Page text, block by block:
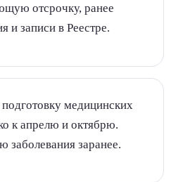
отсрочку, ранее
и записи в Реестре.
медицинских
к апрелю и октябрю.
заболевания заранее.